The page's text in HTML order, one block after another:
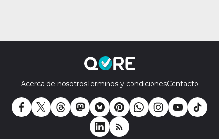
Acerca de nosotrosTerminos y condicionesContacto